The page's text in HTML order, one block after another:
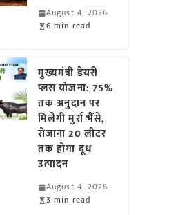
August 4, 2026
6 min read
मुख्यमंत्री डेयरी
प्लस योजना: 75%
तक अनुदान पर
मिलेंगी मुर्रा भैंसें,
रोजाना 20 लीटर
तक होगा दूध
उत्पादन
August 4, 2026
3 min read